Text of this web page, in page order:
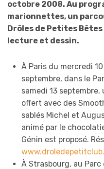
octobre 2008. Au
marionnettes, un
Drôles de Petites
lecture et dessin.
À Paris du mercredi
septembre, dans le
samedi 13
offert avec des
sablés Michel et
animé par le
Génin est proposé.
À Strasbourg, au Parc